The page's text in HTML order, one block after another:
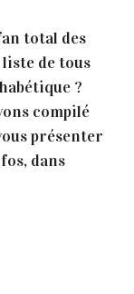
total des
liste de tous
?
compilé
présenter
dans